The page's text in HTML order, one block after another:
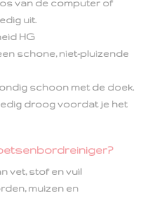
van de computer of
uit.
HG
schone, niet-pluizende
schoon met de doek.
droog voordat je het
vet, stof en vuil
muizen en